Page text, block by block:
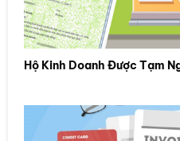
Hộ Kinh Doanh Được Tạm